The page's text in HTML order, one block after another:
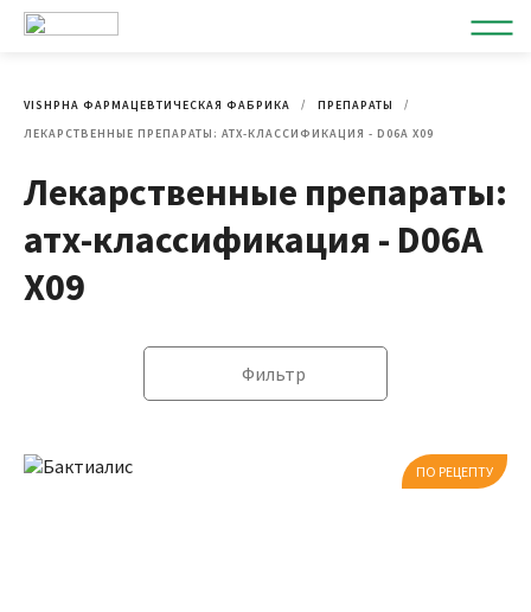
VISHPHA ФАРМАЦЕВТИЧЕСКАЯ ФАБРИКА
ПРЕПАРАТЫ
ЛЕКАРСТВЕННЫЕ ПРЕПАРАТЫ: АТХ-КЛАССИФИКАЦИЯ - D06A X09
Лекарственные препараты:
атх-классификация - D06A
X09
Фильтр
ПО РЕЦЕПТУ